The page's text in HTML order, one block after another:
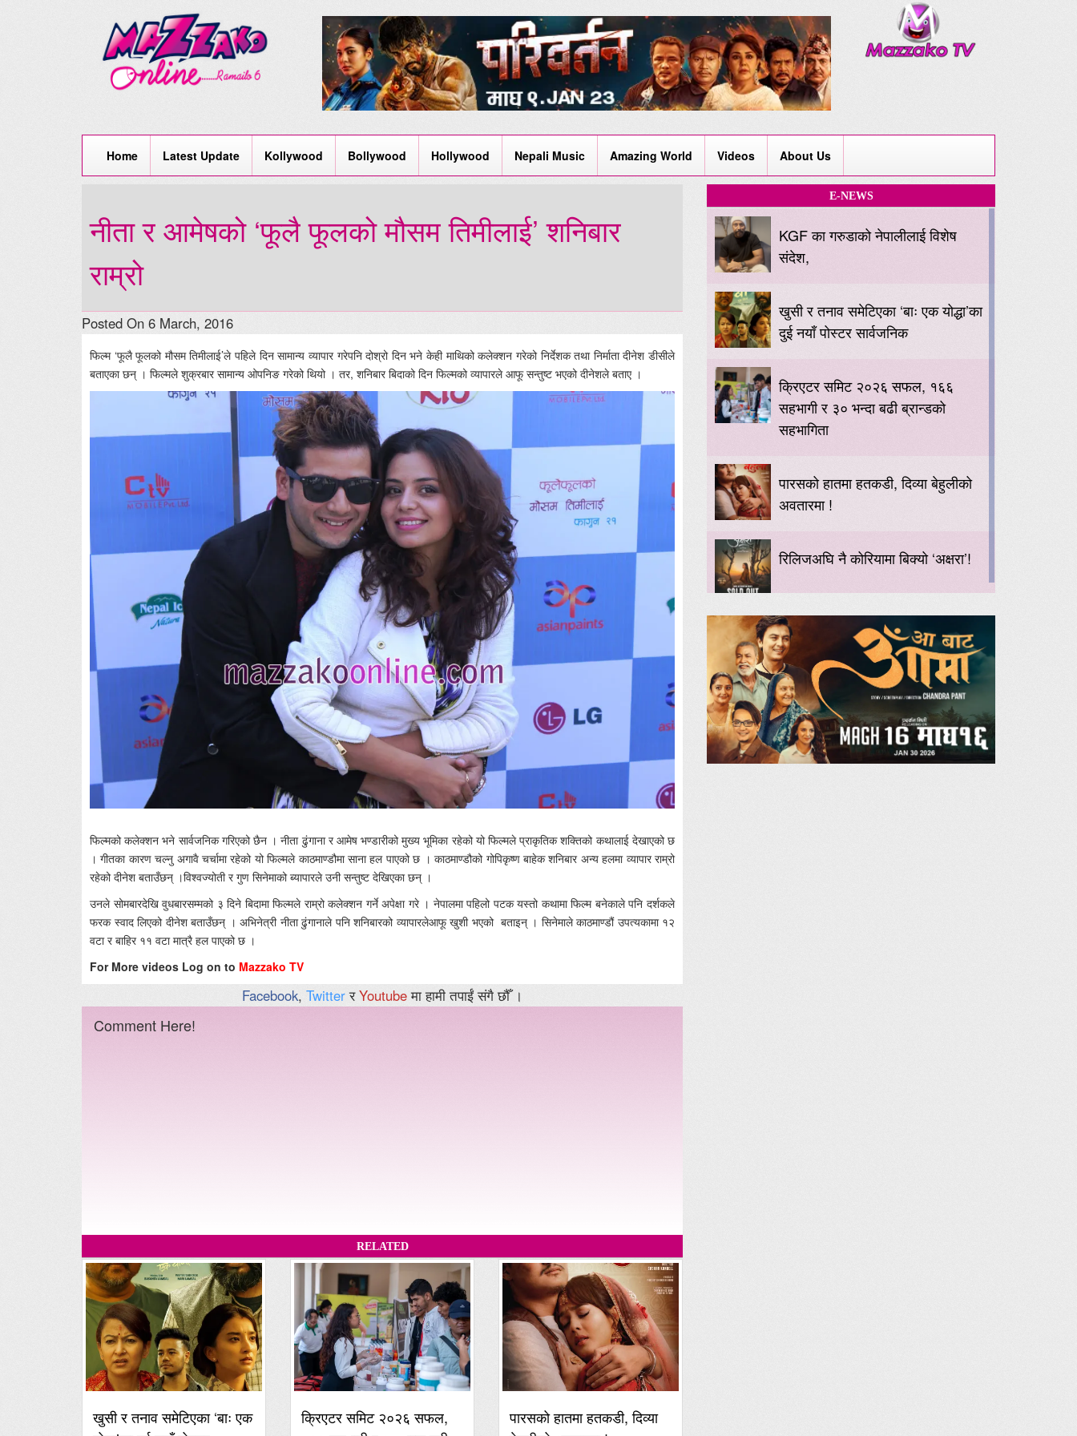
Home Latest Update Kollywood Bollywood Hollywood Nepali Music Amazing World Videos About Us
नीता र आमेषको ‘फूलै फूलको मौसम तिमीलाई’ शनिबार
राम्रो
Posted On 6 March, 2016
फिल्म ‘फूलै फूलको मौसम तिमीलाई’ले पहिले दिन सामान्य व्यापार गरेपनि दोश्रो दिन भने केही माथिको कलेक्शन गरेको निर्देशक तथा निर्माता दीनेश डीसीले
बताएका छन् । फिल्मले शुक्रबार सामान्य ओपनिङ गरेको थियो । तर, शनिबार बिदाको दिन फिल्मको व्यापारले आफू सन्तुष्ट भएको दीनेशले बताए ।
फिल्मको कलेक्शन भने सार्वजनिक गरिएको छैन । नीता ढुंगाना र आमेष भण्डारीको मुख्य भूमिका रहेको यो फिल्मले प्राकृतिक शक्तिको कथालाई देखाएको छ
। गीतका कारण चल्नु अगावै चर्चामा रहेको यो फिल्मले काठमाण्डौमा साना हल पाएको छ । काठमाण्डौको गोपिकृष्ण बाहेक शनिबार अन्य हलमा व्यापार राम्रो
रहेको दीनेश बताउँछन् ।विश्वज्योती र गुण सिनेमाको ब्यापारले उनी सन्तुष्ट देखिएका छन् ।
उनले सोमबारदेखि वुधबारसम्मको ३ दिने बिदामा फिल्मले राम्रो कलेक्शन गर्ने अपेक्षा गरे । नेपालमा पहिलो पटक यस्तो कथामा फिल्म बनेकाले पनि दर्शकले
फरक स्वाद लिएको दीनेश बताउँछन् । अभिनेत्री नीता ढुंगानाले पनि शनिबारको व्यापारलेआफू खुशी भएको बताइन् । सिनेमाले काठमाण्डौं उपत्यकामा १२
वटा र बाहिर ११ वटा मात्रै हल पाएको छ ।
For More videos Log on to Mazzako TV
Facebook, TwitterरYoutubeमा हामी तपाईं संगै छौँ ।
Comment Here!
RELATED
खुसी र तनाव समेटिएका ‘बाः एक
क्रिएटर समिट २०२६ सफल,
पारसको हातमा हतकडी, दिव्या
E-NEWS
KGF का गरुडाको नेपालीलाई विशेष
संदेश,
खुसी र तनाव समेटिएका ‘बाः एक योद्धा’का
दुई नयाँ पोस्टर सार्वजनिक
क्रिएटर समिट २०२६ सफल, १६६
सहभागी र ३० भन्दा बढी ब्रान्डको
सहभागिता
पारसको हातमा हतकडी, दिव्या बेहुलीको
अवतारमा !
रिलिजअघि नै कोरियामा बिक्यो ‘अक्षरा’!